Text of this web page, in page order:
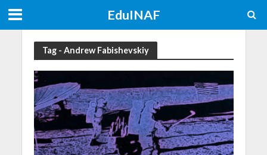
EduINAF
Tag - Andrew Fabishevskiy